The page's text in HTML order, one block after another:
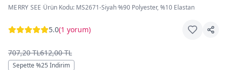
Beden
MERRY SEE·Ürün Kodu: MS2671-Siyah·%90 Polyester, %10 Elastan
5.0(1 yorum)
707,20 TL612,00 TL
Sepette %25 İndirim